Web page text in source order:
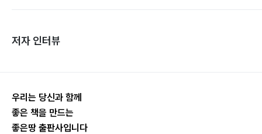
저자 인터뷰
우리는 당신과 함께
좋은 책을 만드는
좋은땅 출판사입니다